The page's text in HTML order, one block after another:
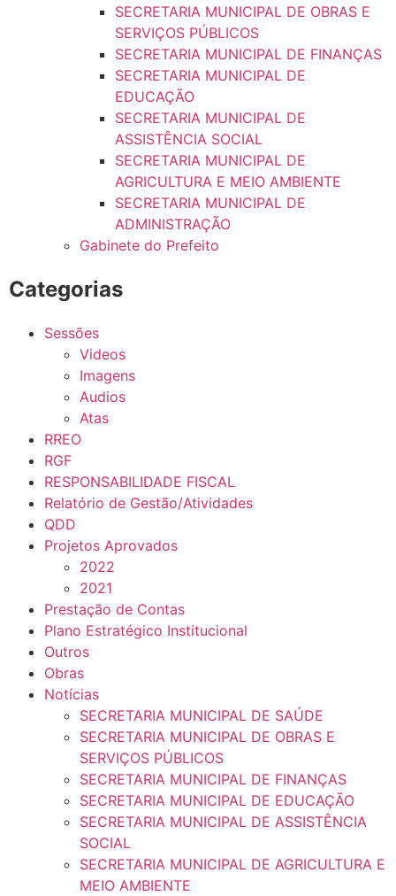
SECRETARIA MUNICIPAL DE OBRAS E
SERVIÇOS PÚBLICOS
SECRETARIA MUNICIPAL DE FINANÇAS
SECRETARIA MUNICIPAL DE
EDUCAÇÃO
SECRETARIA MUNICIPAL DE
ASSISTÊNCIA SOCIAL
SECRETARIA MUNICIPAL DE
AGRICULTURA E MEIO AMBIENTE
SECRETARIA MUNICIPAL DE
ADMINISTRAÇÃO
Gabinete do Prefeito
Categorias
Sessões
Videos
Imagens
Audios
Atas
RREO
RGF
RESPONSABILIDADE FISCAL
Relatório de Gestão/Atividades
QDD
Projetos Aprovados
2022
2021
Prestação de Contas
Plano Estratégico Institucional
Outros
Obras
Notícias
SECRETARIA MUNICIPAL DE SAÚDE
SECRETARIA MUNICIPAL DE OBRAS E
SERVIÇOS PÚBLICOS
SECRETARIA MUNICIPAL DE FINANÇAS
SECRETARIA MUNICIPAL DE EDUCAÇÃO
SECRETARIA MUNICIPAL DE ASSISTÊNCIA
SOCIAL
SECRETARIA MUNICIPAL DE AGRICULTURA E
MEIO AMBIENTE